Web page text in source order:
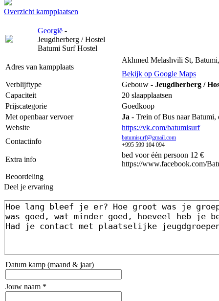
Overzicht kampplaatsen
Georgië -
Jeugdherberg / Hostel
Batumi Surf Hostel
Adres van kampplaats
Akhmed Melashvili St,
Bekijk op Google Maps
Verblijftype
Gebouw - Jeugdherberg /
Capaciteit
20 slaapplaatsen
Prijscategorie
Goedkoop
Met openbaar vervoer
Ja - Trein of Bus naar Batumi,
Website
https://vk.com/batumisurf
Contactinfo
batumisurf@gmail.com
+995 599 104 094
Extra info
bed voor één persoon 12 €
https://www.facebook.com/
Beoordeling
Deel je ervaring
Datum kamp (maand & jaar)
Jouw naam *